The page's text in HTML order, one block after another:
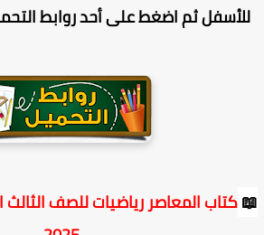
ثم اضغط على أحد روابط
كتاب المعاصر رياضيات للصف الثالث